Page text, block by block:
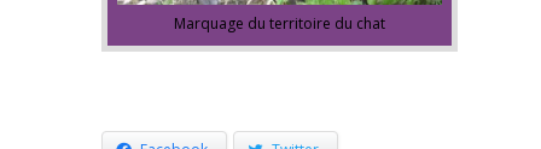
Marquage du territoire du chat